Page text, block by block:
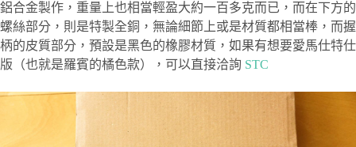
鋁合金製作，重量上也相當輕盈大約一百多克而已，而在下方的
螺絲部分，則是特製全銅，無論細節上或是材質都相當棒，而握
柄的皮質部分，預設是黑色的橡膠材質，如果有想要愛馬仕特仕
版（也就是羅賓的橘色款），可以直接洽詢 STC